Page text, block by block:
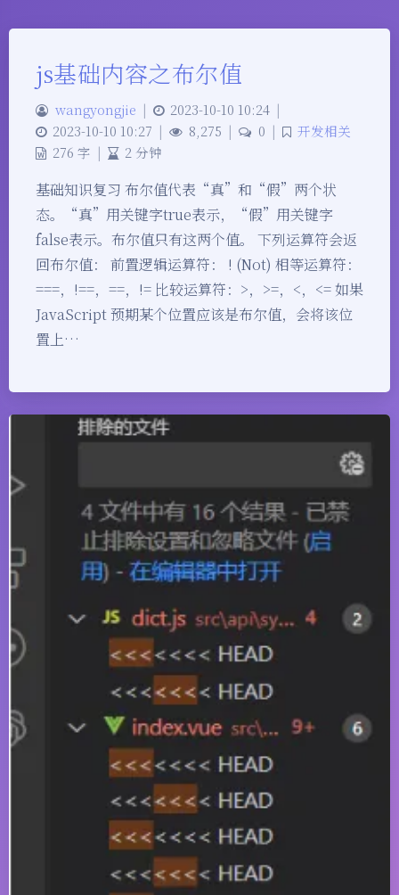
js基础内容之布尔值
wangyongjie | 2023-10-10 10:24 |
2023-10-10 10:27 | 8,275 | 0 |
开发相关
276 字 | 2 分钟
基础知识复习 布尔值代表“真”和“假”两个状
态。“真”用关键字true表示，“假”用关键字
false表示。布尔值只有这两个值。 下列运算符会返
回布尔值： 前置逻辑运算符： ! (Not) 相等运算符：
===，!==，==，!= 比较运算符：>，>=，<，<= 如果
JavaScript 预期某个位置应该是布尔值，会将该位
置上…